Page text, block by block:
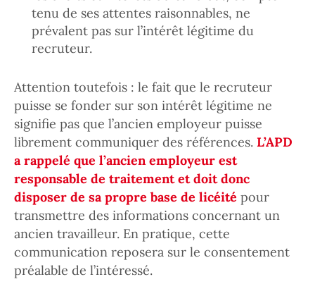
tenu de ses attentes raisonnables, ne
prévalent pas sur l’intérêt légitime du
recruteur.
Attention toutefois : le fait que le recruteur
puisse se fonder sur son intérêt légitime ne
signifie pas que l’ancien employeur puisse
librement communiquer des références. L’APD
a rappelé que l’ancien employeur est
responsable de traitement et doit donc
disposer de sa propre base de licéité pour
transmettre des informations concernant un
ancien travailleur. En pratique, cette
communication reposera sur le consentement
préalable de l’intéressé.